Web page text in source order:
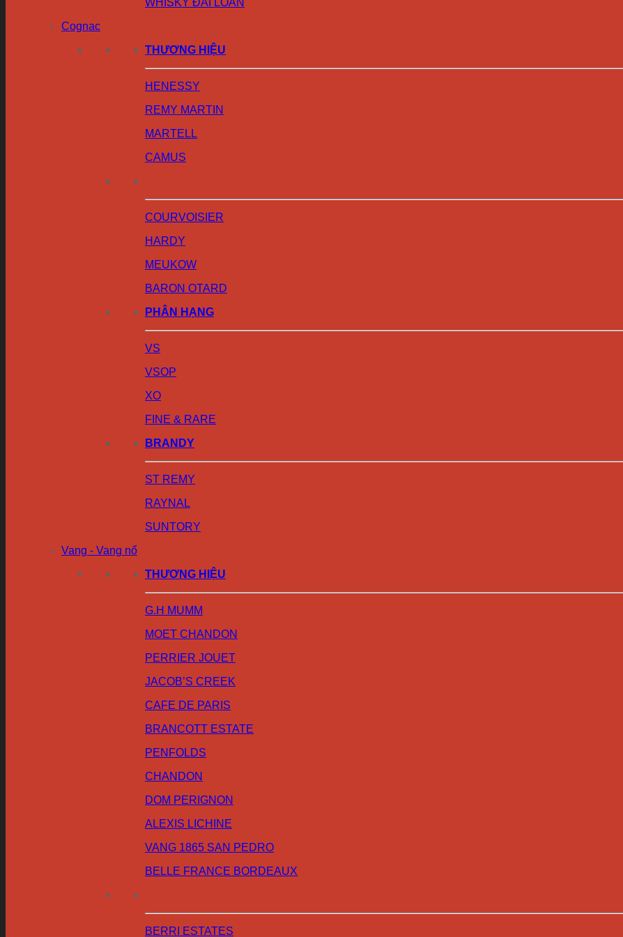
WHISKY ĐÀI LOAN
Cognac
THƯƠNG HIỆU
HENESSY
REMY MARTIN
MARTELL
CAMUS
COURVOISIER
HARDY
MEUKOW
BARON OTARD
PHÂN HẠNG
VS
VSOP
XO
FINE & RARE
BRANDY
ST REMY
RAYNAL
SUNTORY
Vang - Vang nổ
THƯƠNG HIỆU
G.H MUMM
MOET CHANDON
PERRIER JOUET
JACOB’S CREEK
CAFE DE PARIS
BRANCOTT ESTATE
PENFOLDS
CHANDON
DOM PERIGNON
ALEXIS LICHINE
VANG 1865 SAN PEDRO
BELLE FRANCE BORDEAUX
BERRI ESTATES